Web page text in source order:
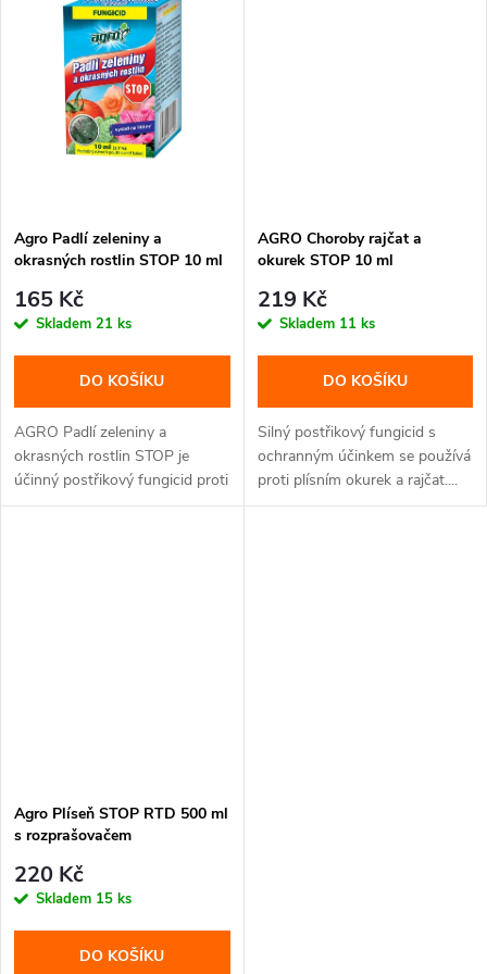
Agro Padlí zeleniny a
okrasných rostlin STOP 10 ml
165 Kč
Skladem 21 ks
DO KOŠÍKU
AGRO Padlí zeleniny a
okrasných rostlin STOP je
účinný postřikový fungicid proti
padlí....
AGRO Choroby rajčat a
okurek STOP 10 ml
219 Kč
Skladem 11 ks
DO KOŠÍKU
Silný postřikový fungicid s
ochranným účinkem se používá
proti plísním okurek a rajčat....
Agro Plíseň STOP RTD 500 ml
s rozprašovačem
220 Kč
Skladem 15 ks
DO KOŠÍKU